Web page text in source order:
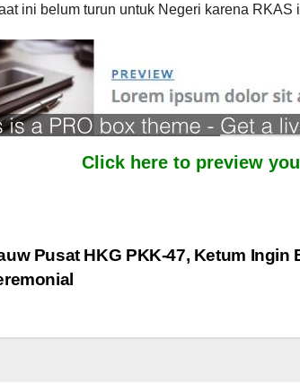
ini belum turun untuk Negeri karena
Click here to preview
Pusat HKG PKK-47, Ketum Ingin